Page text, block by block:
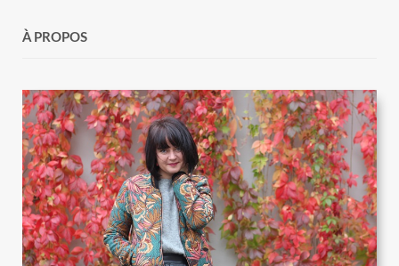
À PROPOS